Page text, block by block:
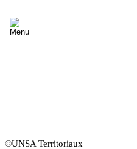
©UNSA Territoriaux